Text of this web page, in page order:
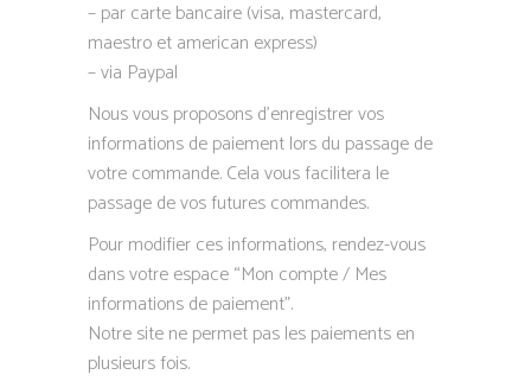
– par carte bancaire (visa, mastercard,
maestro et american express)
– via Paypal
Nous vous proposons d’enregistrer vos
informations de paiement lors du passage de
votre commande. Cela vous facilitera le
passage de vos futures commandes.
Pour modifier ces informations, rendez-vous
dans votre espace “Mon compte / Mes
informations de paiement”.
Notre site ne permet pas les paiements en
plusieurs fois.